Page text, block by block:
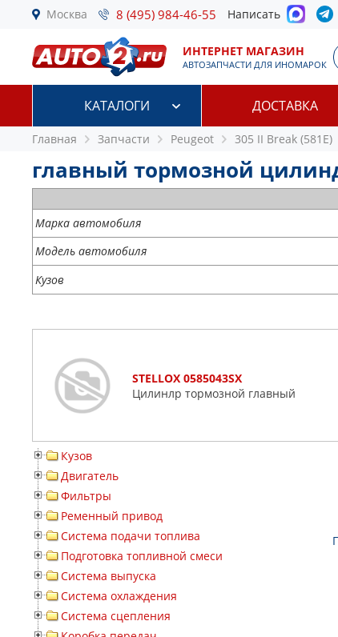
Москва 8 (495) 984-46-55 Написать
ИНТЕРНЕТ МАГАЗИН
АВТОЗАПЧАСТИ ДЛЯ ИНОМАРОК
КАТАЛОГИ ДОСТАВКА
Главная Запчасти Peugeot 305 II Break (581E)
главный тормозной
Марка автомобиля
Модель автомобиля
Кузов
STELLOX 0585043SX
Цилинлр тормозной главный
Кузов
Двигатель
Фильтры
Ременный привод
Система подачи топлива
Подготовка топливной смеси
Система выпуска
Система охлаждения
Система сцепления